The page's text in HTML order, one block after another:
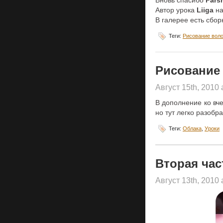
Автор урока Liiga
В галерее есть
Теги: Рисование
Август 15th, 2010
В дополнение ко
но тут легко
Теги: Облака Уроки
Вторая
Август 13th, 2010